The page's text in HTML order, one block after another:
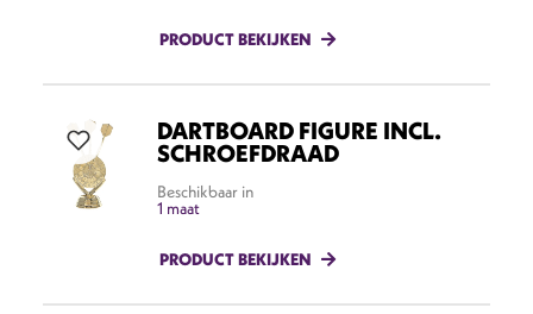
PRODUCT BEKIJKEN
DARTBOARD FIGURE INCL.
SCHROEFDRAAD
Beschikbaar in
1 maat
PRODUCT BEKIJKEN